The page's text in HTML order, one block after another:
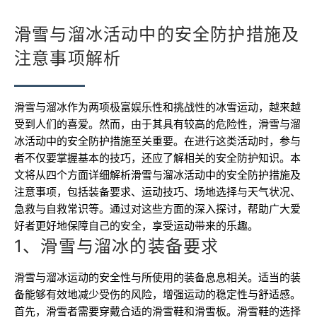
滑雪与溜冰活动中的安全防护措施及
注意事项解析
滑雪与溜冰作为两项极富娱乐性和挑战性的冰雪运动，越来越
受到人们的喜爱。然而，由于其具有较高的危险性，滑雪与溜
冰活动中的安全防护措施至关重要。在进行这类活动时，参与
者不仅要掌握基本的技巧，还应了解相关的安全防护知识。本
文将从四个方面详细解析滑雪与溜冰活动中的安全防护措施及
注意事项，包括装备要求、运动技巧、场地选择与天气状况、
急救与自救常识等。通过对这些方面的深入探讨，帮助广大爱
好者更好地保障自己的安全，享受运动带来的乐趣。
1、滑雪与溜冰的装备要求
滑雪与溜冰运动的安全性与所使用的装备息息相关。适当的装
备能够有效地减少受伤的风险，增强运动的稳定性与舒适感。
首先，滑雪者需要穿戴合适的滑雪鞋和滑雪板。滑雪鞋的选择